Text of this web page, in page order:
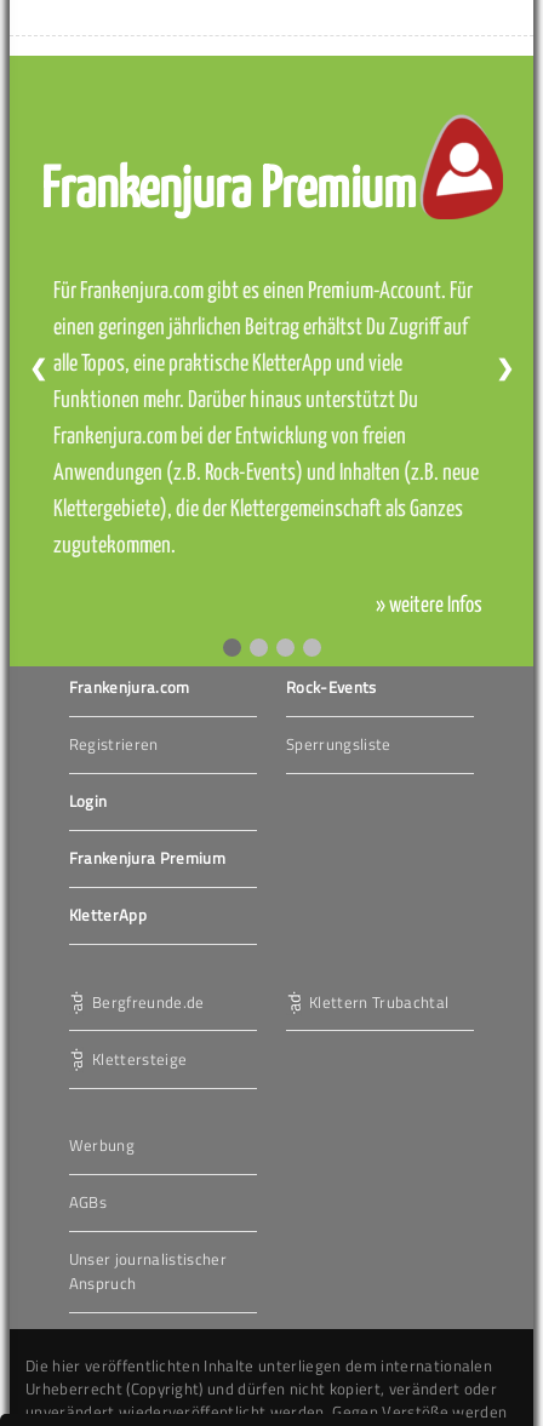
Frankenjura Premium
Für Frankenjura.com gibt es einen Premium-Account. Für
einen geringen jährlichen Beitrag erhältst Du Zugriff auf
alle Topos, eine praktische KletterApp und viele
Funktionen mehr. Darüber hinaus unterstützt Du
Frankenjura.com bei der Entwicklung von freien
Anwendungen (z.B. Rock-Events) und Inhalten (z.B. neue
Klettergebiete), die der Klettergemeinschaft als Ganzes
zugutekommen.
» weitere Infos
❮ ❯
Frankenjura.com
Registrieren
Login
Frankenjura Premium
KletterApp
Rock-Events
Sperrungsliste
Bergfreunde.de
Klettersteige
Klettern Trubachtal
Werbung
AGBs
Unser journalistischer
Anspruch
Die hier veröffentlichten Inhalte unterliegen dem internationalen
Urheberrecht (Copyright) und dürfen nicht kopiert, verändert oder
unverändert wiederveröffentlicht werden. Gegen Verstöße werden